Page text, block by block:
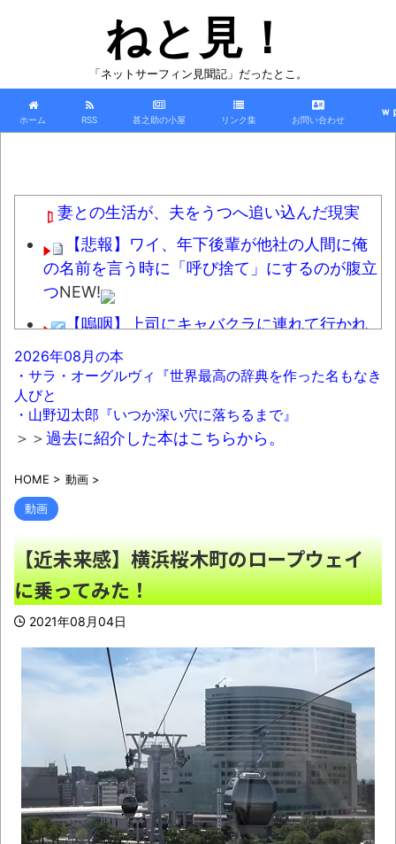
ねと見！
「ネットサーフィン見聞記」だったとこ。
ホーム RSS 甚之助の小屋 リンク集 お問い合わせ
ｗ
妻との生活が、夫をうつへ追い込んだ現実
【悲報】ワイ、年下後輩が他社の人間に俺
の名前を言う時に「呼び捨て」にするのが腹立
つNEW!
【嗚咽】上司にキャバクラに連れて行かれ
たワイ、家に帰って泣いてしまうｗｗｗｗｗｗ
ｗｗｗｗｗｗNEW!
【衝撃】大分の海岸沿いにある「県道635号
線」は…海が荒れると地獄と化す
ちらｗｗｗｗｗ
ったNEW!
【悲報】刺青の彫り師「スミ入れてるのは
全員バカです」ドタキャン当たり前、カネはな
い、挨拶もできない
ヤフオクで不良品送ってきたら泣き寝入り
しかない？NEW!
【動画】ジャンポケ斎藤、乞食ライバーと
化し正式に終わる・・・NEW!
女性「増えるワカメを大量に食べて水を飲
むと腹が膨らむって本当？実際にやってみる
わ」 → 腹がどんどん膨らんで… うわぁあああ
ああああNEW!
2026年08月の本
・サラ・オーグルヴィ『世界最高の辞典を作った名もなき
人びと
・山野辺太郎『いつか深い穴に落ちるまで』
＞＞過去に紹介した本はこちらから。
HOME > 動画 >
動画
【近未来感】横浜桜木町のロープウェイ
に乗ってみた！
2021年08月04日